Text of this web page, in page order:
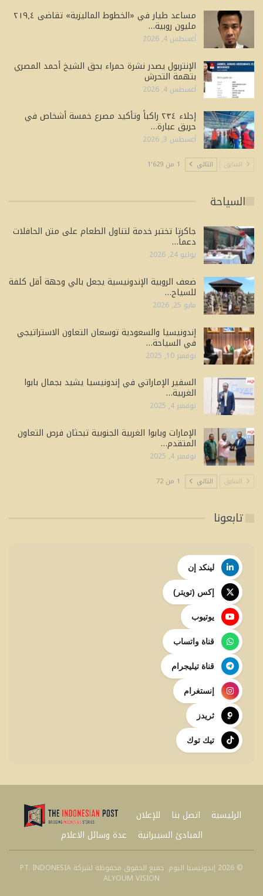
مساعد طيار في «الخطوط الماليزية» تقاضى ٢١٩٫٤
مليون روبية…
أغسطس 4, 2026
الإنتربول يصدر نشرة حمراء بحق الشيخ أحمد المصري
بتهمة التحرش
أغسطس 4, 2026
إجلاء ٢٣٤ راكباً وتأكيد مصرع خمسة أشخاص في
حريق عبارة…
أغسطس 3, 2026
السابق التالي 1 من 1٬629
السياحة
جاكرتا تختبر خدمة لتناول الطعام على متن الحافلات
دعماً…
يوليو 24, 2026
ضعف الروبية الإندونيسية يجعل بالي وجهة أقل كلفة
للسياح…
مايو 25, 2026
إندونيسيا والسعودية توسعان التعاون الاستراتيجي
في السياحة…
نوفمبر 10, 2025
السفير الإماراتي في إندونيسيا يشيد بجمال بابوا
الغربية…
نوفمبر 4, 2025
الإمارات وبابوا الغربية الجنوبية تبحثان فرص التعاون
المتقدم…
نوفمبر 4, 2025
السابق التالي 1 من 72
تابعونا
لينكد إن
إكس (تويتر)
يوتيوب
قناة واتساب
قناة تيليجرام
إنستغرام
ثريدز
تيك توك
الرئيسية اتصل بنا
للإعلان
المبادئ السيبرانية
عدة وسائل الاعلام
© 2026 إندونيسيا اليوم. جميع الحقوق محفوظة لشركة PT. INDONESIA
ALYOUM VISION